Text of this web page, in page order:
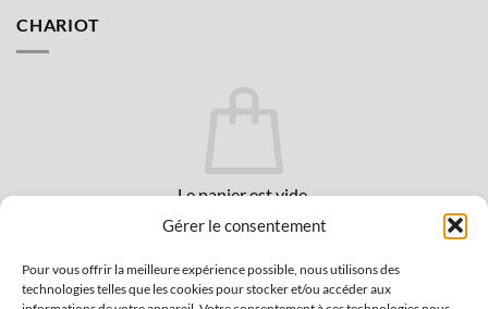
Gérer le consentement
Pour vous offrir la meilleure expérience possible, nous utilisons des
technologies telles que les cookies pour stocker et/ou accéder aux
CHARIOT
Le panier est vide.
RETOUR AU MAGASIN